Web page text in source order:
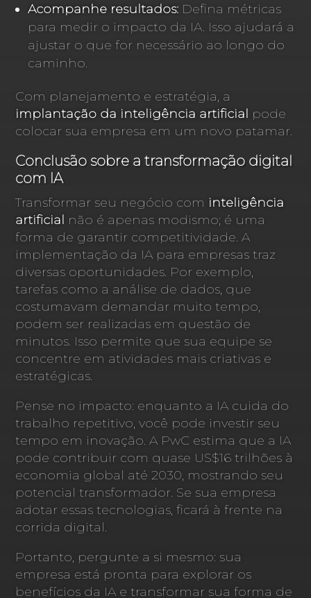
Acompanhe resultados: Defina métricas
para medir o impacto da IA. Isso ajudará a
ajustar o que for necessário ao longo do
caminho.
Com planejamento e estratégia, a
implantação da inteligência artificial pode
colocar sua empresa em um novo patamar.
Conclusão sobre a transformação digital
com IA
Transformar seu negócio com inteligência
artificial não é apenas modismo; é uma
forma de garantir competitividade. A
implementação da IA para empresas traz
diversas oportunidades. Por exemplo,
tarefas como a análise de dados, que
costumavam demandar muito tempo,
podem ser realizadas em questão de
minutos. Isso permite que sua equipe se
concentre em atividades mais criativas e
estratégicas.
Pense no impacto: enquanto a IA cuida do
trabalho repetitivo, você pode investir seu
tempo em inovação. A PwC estima que a IA
pode contribuir com quase US$16 trilhões à
economia global até 2030, mostrando seu
potencial transformador. Se sua empresa
adotar essas tecnologias, ficará à frente na
corrida digital.
Portanto, pergunte a si mesmo: sua
empresa está pronta para explorar os
benefícios da IA e transformar sua forma de